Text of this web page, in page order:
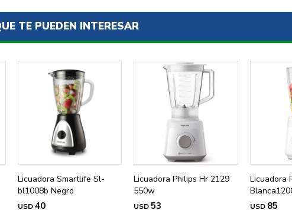
TE PUEDEN INTERESAR
Licuadora Smartlife Sl-
bl1008b Negro
USD 40
Licuadora Philips Hr 2129
550w
USD 53
Licuadora
USD 85